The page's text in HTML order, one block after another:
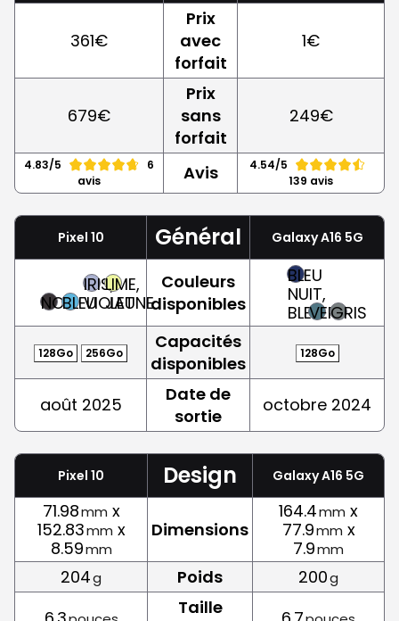
361€
Prix
avec
forfait
1€
679€
Prix
sans
forfait
249€
4.83/5
6
avis
Avis
4.54/5
139 avis
Pixel 10 Général Galaxy A16 5G
NOIRBLEU
IRIS,
VIOLET
LIME,
JAUNE
Couleurs
disponibles
BLEU
NUIT,
BLEUVERTGRIS
128Go 256Go
Capacités
disponibles
128Go
août 2025
Date de
sortie
octobre 2024
Pixel 10 Design Galaxy A16 5G
71.98mm x
152.83mm x
8.59mm
Dimensions
164.4mm x
77.9mm x
7.9mm
204g Poids 200g
Taille